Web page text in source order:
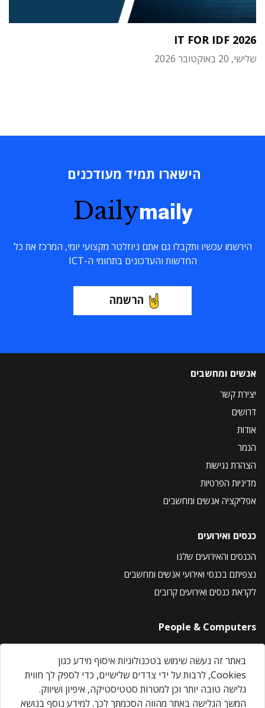
IT FOR IDF 2026
שלישי, 20 באוקטובר 2026
הישארו תמיד מעודכנים
Dailymaily
הירשמו עכשיו ותקבלו גם אתם ניוזלטר מקצועי יומי, המרכז את כל
החדשות והעדכונים בתחומי ה-ICT
הרשמה
אנשים ומחשבים
יצירת קשר
דרושים
אודות
הנמר
הצהרת נגישות
מדיניות הפרטיות
אפליקציה אנשים ומחשבים
כנסים ואירועים
הכנסים והאירועים שלנו
נצפיתם בכנסי ואירועי אנשים ומחשבים
לקראת כנסים ואירועים קרובים
People & Computers
About Us
Privacy Policy
Contact Us
Our Events
באתר זה נעשה שימוש בטכנולוגיות איסוף מידע כגון
Cookies, לרבות על ידי צדדים שלישיים, כדי לספק לך חווית
גלישה טובה יותר וכן למטרות סטטיסטיקה, איפיון ושיווק.
המשך הגלישה באתר מהווה הסכמתך לכך. למידע נוסף בנושא